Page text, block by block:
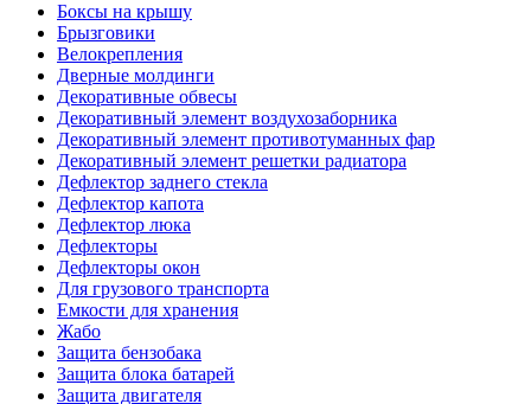
Боксы на крышу
Брызговики
Велокрепления
Дверные молдинги
Декоративные обвесы
Декоративный элемент воздухозаборника
Декоративный элемент противотуманных фар
Декоративный элемент решетки радиатора
Дефлектор заднего стекла
Дефлектор капота
Дефлектор люка
Дефлекторы
Дефлекторы окон
Для грузового транспорта
Емкости для хранения
Жабо
Защита бензобака
Защита блока батарей
Защита двигателя